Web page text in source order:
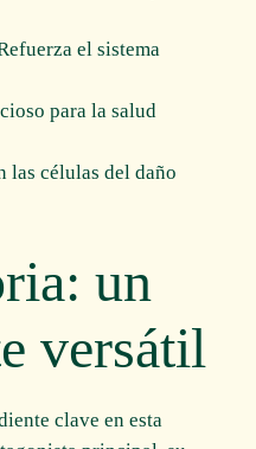
el sistema
para la salud
las células del daño
un
versátil
clave en esta